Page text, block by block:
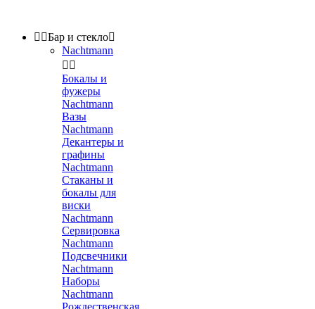
 Бар и стекло
Nachtmann
 
Бокалы и
фужеры
Nachtmann
Вазы
Nachtmann
Декантеры и
графины
Nachtmann
Стаканы и
бокалы для
виски
Nachtmann
Сервировка
Nachtmann
Подсвечники
Nachtmann
Наборы
Nachtmann
Рождественская